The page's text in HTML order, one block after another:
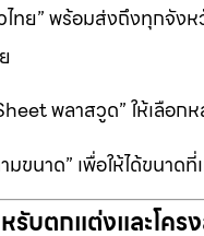
ทย” พร้อมส่งถึงทุกจัง
พลาสวูด” ให้เลือก
นาด” เพื่อให้ได้ขนาดที่
บตกแต่งและโคร